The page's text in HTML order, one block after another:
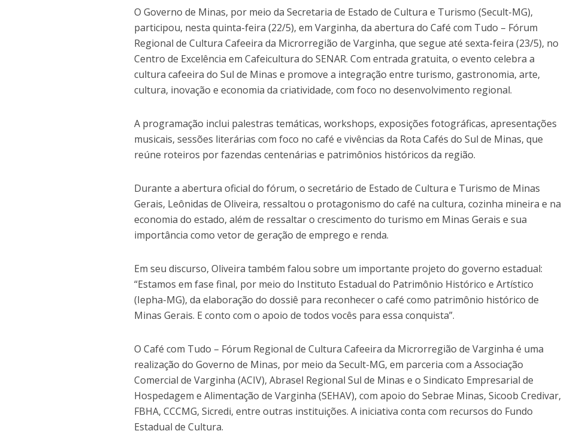
O Governo de Minas, por meio da Secretaria de Estado de Cultura e Turismo (Secult-MG),
participou, nesta quinta-feira (22/5), em Varginha, da abertura do Café com Tudo – Fórum
Regional de Cultura Cafeeira da Microrregião de Varginha, que segue até sexta-feira (23/5), no
Centro de Excelência em Cafeicultura do SENAR. Com entrada gratuita, o evento celebra a
cultura cafeeira do Sul de Minas e promove a integração entre turismo, gastronomia, arte,
cultura, inovação e economia da criatividade, com foco no desenvolvimento regional.
A programação inclui palestras temáticas, workshops, exposições fotográficas, apresentações
musicais, sessões literárias com foco no café e vivências da Rota Cafés do Sul de Minas, que
reúne roteiros por fazendas centenárias e patrimônios históricos da região.
Durante a abertura oficial do fórum, o secretário de Estado de Cultura e Turismo de Minas
Gerais, Leônidas de Oliveira, ressaltou o protagonismo do café na cultura, cozinha mineira e na
economia do estado, além de ressaltar o crescimento do turismo em Minas Gerais e sua
importância como vetor de geração de emprego e renda.
Em seu discurso, Oliveira também falou sobre um importante projeto do governo estadual:
“Estamos em fase final, por meio do Instituto Estadual do Patrimônio Histórico e Artístico
(Iepha-MG), da elaboração do dossiê para reconhecer o café como patrimônio histórico de
Minas Gerais. E conto com o apoio de todos vocês para essa conquista”.
O Café com Tudo – Fórum Regional de Cultura Cafeeira da Microrregião de Varginha é uma
realização do Governo de Minas, por meio da Secult-MG, em parceria com a Associação
Comercial de Varginha (ACIV), Abrasel Regional Sul de Minas e o Sindicato Empresarial de
Hospedagem e Alimentação de Varginha (SEHAV), com apoio do Sebrae Minas, Sicoob Credivar,
FBHA, CCCMG, Sicredi, entre outras instituições. A iniciativa conta com recursos do Fundo
Estadual de Cultura.